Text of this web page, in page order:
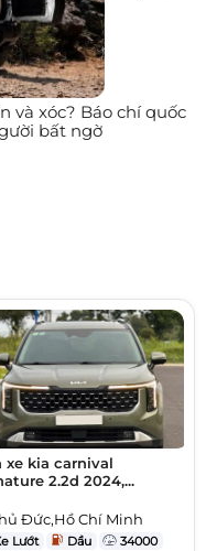
và xóc? Báo chí quốc
bất ngờ
xe kia carnival
2.2d 2024,...
Đức,Hồ Chí Minh
Lướt Dầu
34000